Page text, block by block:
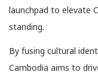
launchpad to elevate
standing.
By fusing cultural
Cambodia aims to